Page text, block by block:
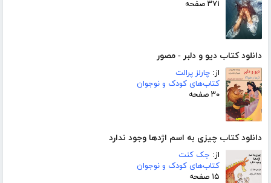
۳۷۱ صفحه
دانلود کتاب دیو و دلبر - مصور
از: چارلز پرالت
کتاب‌های کودک و نوجوان
۳۰ صفحه
دانلود کتاب چیزی به اسم اژدها وجود ندارد
از: جک کنت
کتاب‌های کودک و نوجوان
۱۵ صفحه